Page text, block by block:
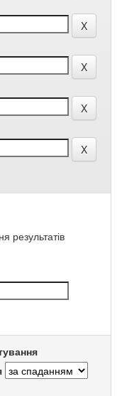
результатів